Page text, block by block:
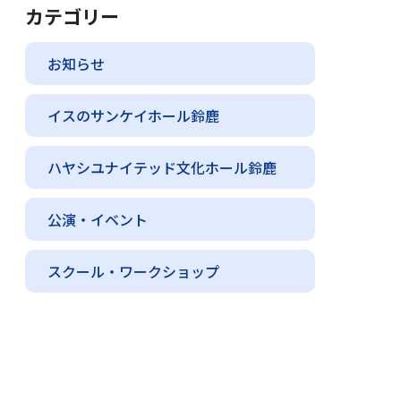
カテゴリー
お知らせ
イスのサンケイホール鈴鹿
ハヤシユナイテッド文化ホール鈴鹿
公演・イベント
スクール・ワークショップ